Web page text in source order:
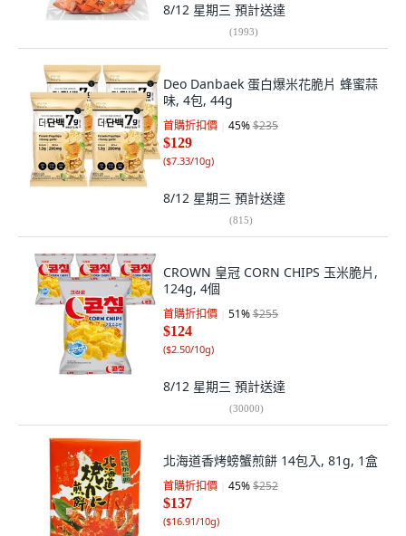
8/12 星期三 預計送達
(1993)
Deo Danbaek 蛋白爆米花脆片 蜂蜜蒜
味, 4包, 44g
首購折扣價 45%$235
$129
($7.33/10g)
8/12 星期三 預計送達
(815)
CROWN 皇冠 CORN CHIPS 玉米脆片,
124g, 4個
首購折扣價 51%$255
$124
($2.50/10g)
8/12 星期三 預計送達
(30000)
北海道香烤螃蟹煎餅 14包入, 81g, 1盒
首購折扣價 45%$252
$137
($16.91/10g)